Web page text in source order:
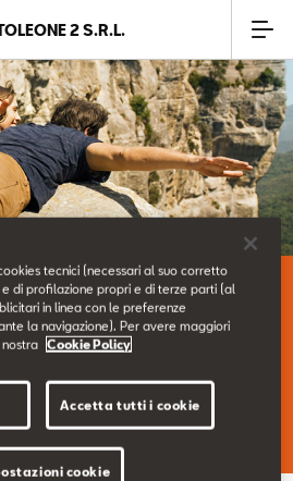
2 S.R.L.
Service.
Service del momento.
tecnici (necessari al suo corretto
di profilazione propri e di terze parti (al
in linea con le preferenze
la navigazione). Per avere maggiori
Cookie Policy
Accetta tutti i cookie
cookie